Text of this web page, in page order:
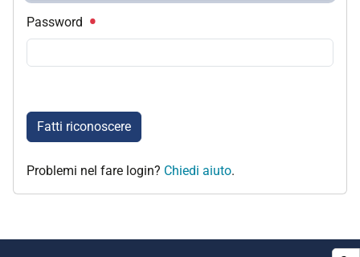
Password
Fatti riconoscere
Problemi nel fare login? Chiedi aiuto.